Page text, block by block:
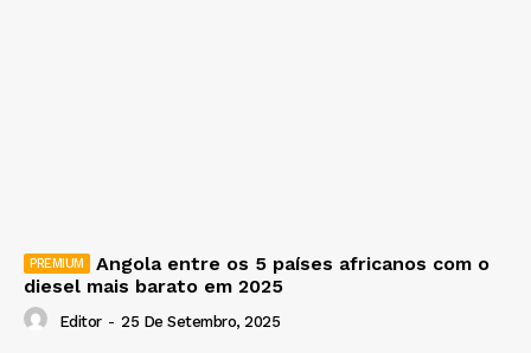
Angola entre os 5 países africanos com o
diesel mais barato em 2025
Editor - 25 De Setembro, 2025